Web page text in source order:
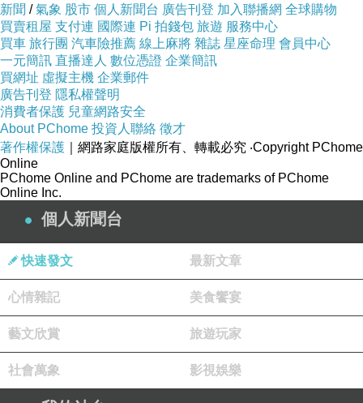
WitchVera
2026-05-19 07:36:44
<百合花>
一整晚香氣撲鼻
我路過這一片花田
小小山丘上
他和她見一面
相處幾天
都不容易
天亮，陽光
自樹葉縫隙灑落
花朵盛開
香氣濃郁
我路過這一片花田
他們倆應該是相愛
夜晚至白天
戰火波及
一切嘎然而止
新聞 /氣象 股市 個人新聞台 廣告刊登 加入聯播網 全球購物
買賣租屋 支付連 國際連 Pi 拍錢包 旅遊 服務中心
買車 旅行團 汽車險推薦 線上麻將 雜誌 星座命理 會員中心
一元簡訊 直播達人 數位憑證 企業簡訊
買網址 虛擬主機 企業郵件
廣告刊登 隱私權聲明
消費者保護 兒童網路安全
About PChome 投資人聯絡 徵才
著作權保護 ｜網路家庭版權所有、轉載必究 ‧Copyright PChome
Online
PChome Online and PChome are trademarks of PChome
Online Inc.
個人新聞台
快速發文 最新文章
心情雜記 美食饗宴
藝文欣賞 旅遊玩家
社會萬象 影視娛樂